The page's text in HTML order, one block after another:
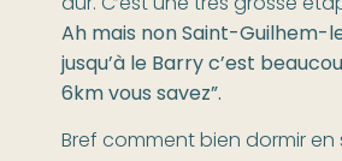
Ah mais non Saint-Guilhem-
jusqu’à le Barry c’est
6km vous savez”.
Bref comment bien dormir